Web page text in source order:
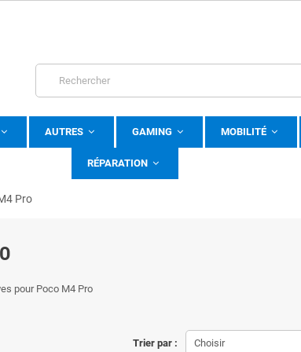
AUTRES GAMING MOBILITÉ
RÉPARATION
Pro
pour Poco M4 Pro
Trier par : Choisir